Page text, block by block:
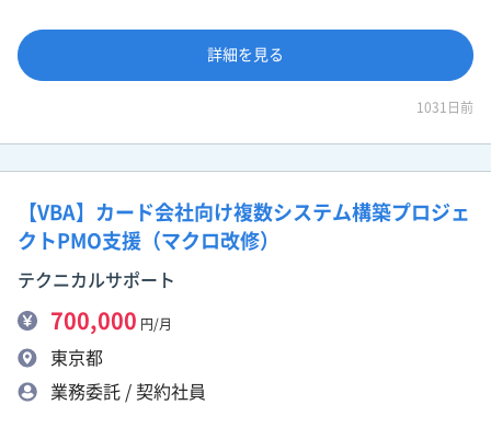
詳細を見る
1031日前
【VBA】カード会社向け複数システム構築プロジェ
クトPMO支援（マクロ改修）
テクニカルサポート
700,000 円/月
東京都
業務委託 / 契約社員